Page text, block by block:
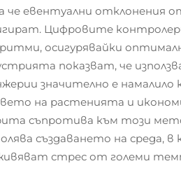
че евентуални отклонения
Цифровите
осигурявайки
показват, че
значително е
на растенията и
съпротива към този
създаването на
стрес от големи